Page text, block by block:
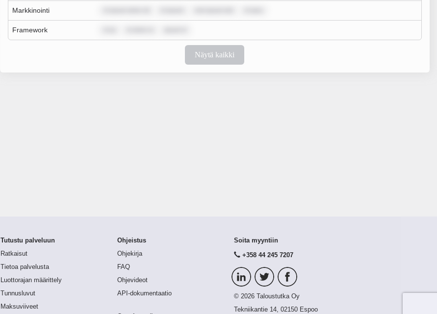
Markkinointi
Framework
Näytä kaikki
Tutustu palveluun
Ratkaisut
Tietoa palvelusta
Luottorajan määrittely
Tunnusluvut
Maksuviiveet
Ohjeistus
Ohjekirja
FAQ
Ohjevideot
API-dokumentaatio
Soita myyntiin
+358 44 245 7207
© 2026 Taloustutka Oy
Tekniikantie 14, 02150 Espoo